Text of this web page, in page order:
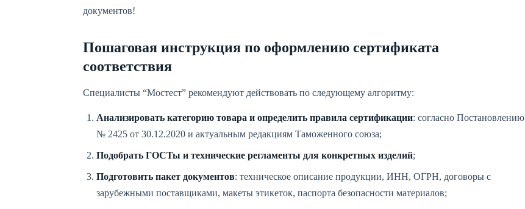
документов!
Пошаговая инструкция по оформлению сертификата
соответствия
Специалисты “Мостест” рекомендуют действовать по следующему алгоритму:
Анализировать категорию товара и определить правила сертификации: согласно Постановлению
№ 2425 от 30.12.2020 и актуальным редакциям Таможенного союза;
Подобрать ГОСТы и технические регламенты для конкретных изделий;
Подготовить пакет документов: техническое описание продукции, ИНН, ОГРН, договоры с
зарубежными поставщиками, макеты этикеток, паспорта безопасности материалов;